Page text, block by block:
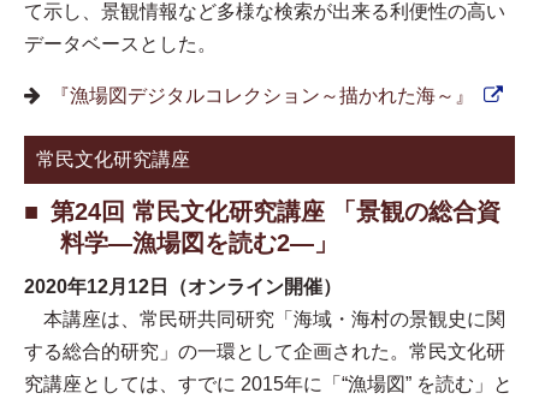
て示し、景観情報など多様な検索が出来る利便性の高い
データベースとした。
『漁場図デジタルコレクション～描かれた海～』
常民文化研究講座
第24回 常民文化研究講座 「景観の総合資
料学—漁場図を読む2—」
2020年12月12日（オンライン開催）
本講座は、常民研共同研究「海域・海村の景観史に関
する総合的研究」の一環として企画された。常民文化研
究講座としては、すでに 2015年に「“漁場図” を読む」と